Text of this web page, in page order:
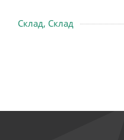
Склад, Склад